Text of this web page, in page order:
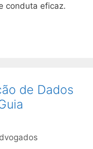
conduta eficaz.
de Dados